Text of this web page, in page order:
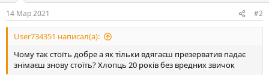
14 Мар 2021 #2
User734351 написал(а):
Чому так стоїть добре а як тільки вдягаєш презерватив падає
знімаєш знову стоїть? Хлопць 20 років без вредних звичок